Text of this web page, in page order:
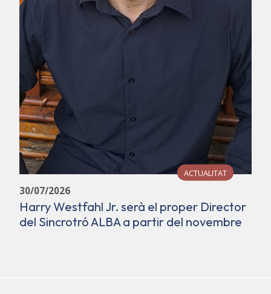
ACTUALITAT
30/07/2026
Harry Westfahl Jr. serà el proper Director
del Sincrotró ALBA a partir del novembre